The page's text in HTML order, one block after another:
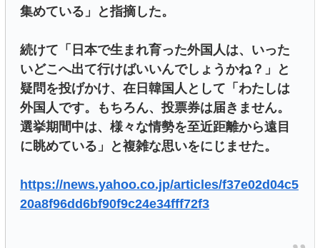
集めている」と指摘した。
続けて「日本で生まれ育った外国人は、いった
いどこへ出て行けばいいんでしょうかね？」と
疑問を投げかけ、在日韓国人として「わたしは
外国人です。もちろん、投票券は届きません。
選挙期間中は、様々な情勢を至近距離から遠目
に眺めている」と複雑な思いをにじませた。
https://news.yahoo.co.jp/articles/f37e02d04c5
20a8f96dd6bf90f9c24e34fff72f3